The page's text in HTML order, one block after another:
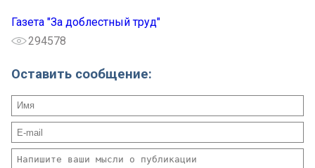
Газета "За доблестный труд"
294578
Оставить сообщение: